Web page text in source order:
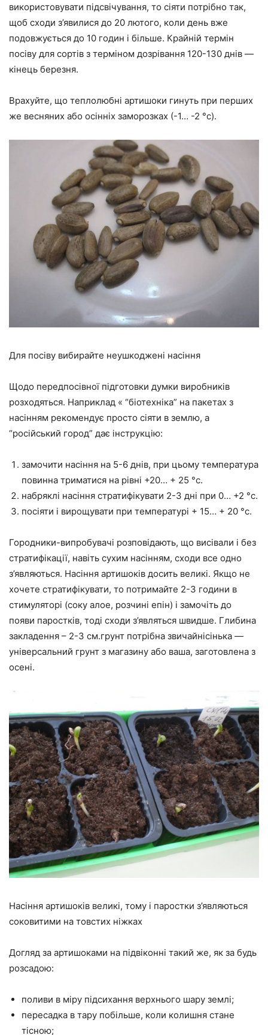
використовувати підсвічування, то сіяти потрібно так,
щоб сходи з’явилися до 20 лютого, коли день вже
подовжується до 10 годин і більше. Крайній термін
посіву для сортів з терміном дозрівання 120-130 днів —
кінець березня.
Врахуйте, що теплолюбні артишоки гинуть при перших
же весняних або осінніх заморозках (-1… -2 °c).
Для посіву вибирайте неушкоджені насіння
Щодо передпосівної підготовки думки виробників
розходяться. Наприклад « “біотехніка” на пакетах з
насінням рекомендує просто сіяти в землю, а
“російський город” дає інструкцію:
замочити насіння на 5-6 днів, при цьому температура
повинна триматися на рівні +20… + 25 °c.
набряклі насіння стратифікувати 2-3 дні при 0… +2 °c.
посіяти і вирощувати при температурі + 15… + 20 °c.
Городники-випробувачі розповідають, що висівали і без
стратифікації, навіть сухим насінням, сходи все одно
з’являються. Насіння артишоків досить великі. Якщо не
хочете стратифікувати, то потримайте 2-3 години в
стимуляторі (соку алое, розчині епін) і замочіть до
появи паростків, тоді сходи з’являться швидше. Глибина
закладення – 2-3 см.грунт потрібна звичайнісінька —
універсальний грунт з магазину або ваша, заготовлена з
осені.
Насіння артишоків великі, тому і паростки з’являються
соковитими на товстих ніжках
Догляд за артишоками на підвіконні такий же, як за будь
розсадою:
поливи в міру підсихання верхнього шару землі;
пересадка в тару побільше, коли колишня стане
тісною;